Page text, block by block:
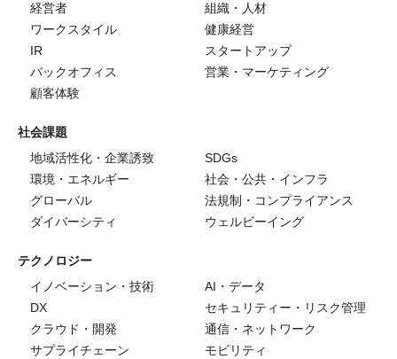
経営者
組織・人材
ワークスタイル
健康経営
IR
スタートアップ
バックオフィス
営業・マーケティング
顧客体験
社会課題
地域活性化・企業誘致
SDGs
環境・エネルギー
社会・公共・インフラ
グローバル
法規制・コンプライアンス
ダイバーシティ
ウェルビーイング
テクノロジー
イノベーション・技術
AI・データ
DX
セキュリティー・リスク管理
クラウド・開発
通信・ネットワーク
サプライチェーン
モビリティ